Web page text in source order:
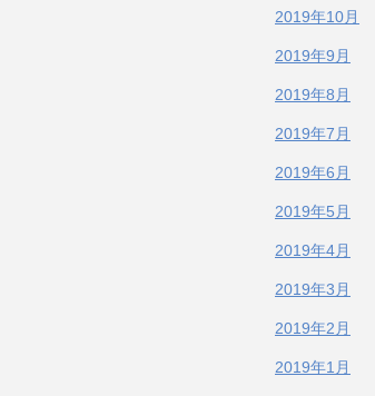
2019年10月
2019年9月
2019年8月
2019年7月
2019年6月
2019年5月
2019年4月
2019年3月
2019年2月
2019年1月